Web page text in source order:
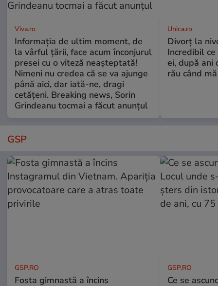
Viva.ro
Informația de ultim moment, de
la vârful țării, face acum înconjurul
presei cu o viteză neașteptată!
Nimeni nu credea că se va ajunge
până aici, dar iată-ne, dragi
cetățeni. Breaking news, Sorin
Grindeanu tocmai a făcut anunțul
Unica.ro
Divorț la
Incredibil
ei, după ani
rău când
GSP
GSP.RO
Fosta gimnastă a încins
GSP.RO
Ce se